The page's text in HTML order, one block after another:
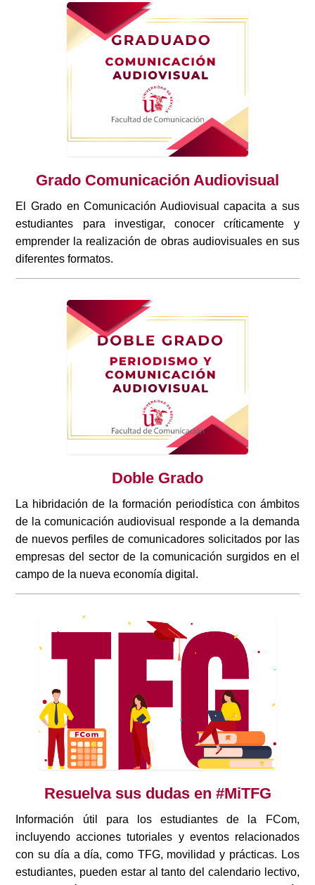
Grado Comunicación Audiovisual
El Grado en Comunicación Audiovisual capacita a sus
estudiantes para investigar, conocer críticamente y
emprender la realización de obras audiovisuales en sus
diferentes formatos.
Doble Grado
La hibridación de la formación periodística con ámbitos
de la comunicación audiovisual responde a la demanda
de nuevos perfiles de comunicadores solicitados por las
empresas del sector de la comunicación surgidos en el
campo de la nueva economía digital.
Resuelva sus dudas en #MiTFG
Información útil para los estudiantes de la FCom,
incluyendo acciones tutoriales y eventos relacionados
con su día a día, como TFG, movilidad y prácticas. Los
estudiantes, pueden estar al tanto del calendario lectivo,